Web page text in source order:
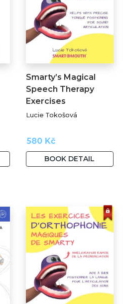
Smarty’s Magical
Speech Therapy
Exercises
Lucie Tokošová
580 Kč
BOOK DETAIL